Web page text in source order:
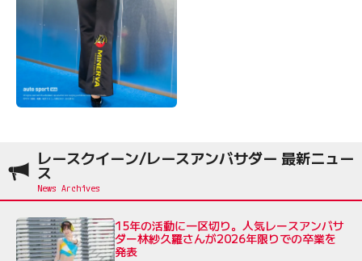
レースクイーン/レースアンバサダー 最新ニュー
ス
15年の活動に一区切り。人気レースアンバサ
ダー林紗久羅さんが2026年限りでの卒業を
発表